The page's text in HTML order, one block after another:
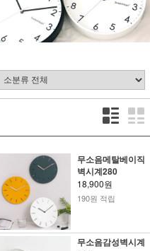
무소음메탈베이직
벽시계280
18,900원
190원 적립
무소음감성벽시계